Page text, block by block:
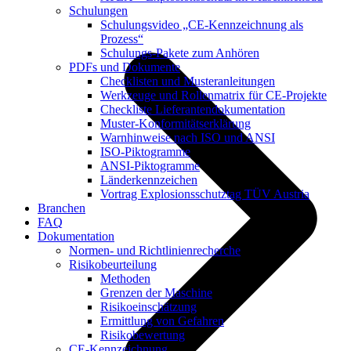
Schulungen
Schulungsvideo „CE-Kennzeichnung als
Prozess“
Schulungs-Pakete zum Anhören
PDFs und Dokumente
Checklisten und Musteranleitungen
Werkzeuge und Rollenmatrix für CE-Projekte
Checkliste Lieferantendokumentation
Muster-Konformitätserklärung
Warnhinweise nach ISO und ANSI
ISO-Piktogramme
ANSI-Piktogramme
Länderkennzeichen
Vortrag Explosionsschutztag TÜV Austria
Branchen
FAQ
Dokumentation
Normen- und Richtlinienrecherche
Risikobeurteilung
Methoden
Grenzen der Maschine
Risikoeinschätzung
Ermittlung von Gefahren
Risikobewertung